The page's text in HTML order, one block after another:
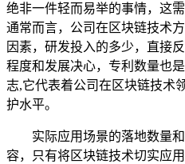
绝非一件轻而易举的事情，这
通常而言，公司在区块链技术
因素，研发投入的多少，直接
程度和发展决心，专利数量也
志,它代表着公司在区块链技术
护水平。
实际应用场景的落地数量
容，只有将区块链技术切实应